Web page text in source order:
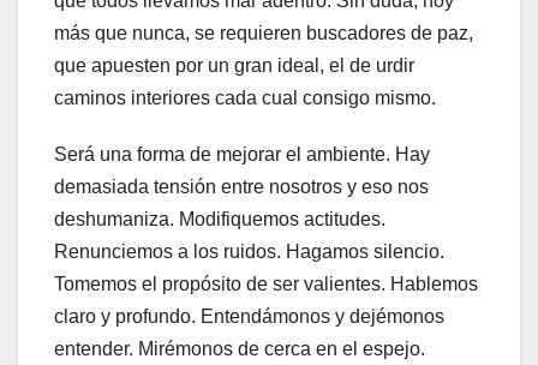
más que nunca, se requieren buscadores de paz,
que apuesten por un gran ideal, el de urdir
caminos interiores cada cual consigo mismo.
Será una forma de mejorar el ambiente. Hay
demasiada tensión entre nosotros y eso nos
deshumaniza. Modifiquemos actitudes.
Renunciemos a los ruidos. Hagamos silencio.
Tomemos el propósito de ser valientes. Hablemos
claro y profundo. Entendámonos y dejémonos
entender. Mirémonos de cerca en el espejo.